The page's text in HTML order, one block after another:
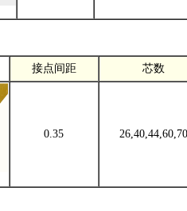
接点间距 芯数
0.35 26,40,44,60,70